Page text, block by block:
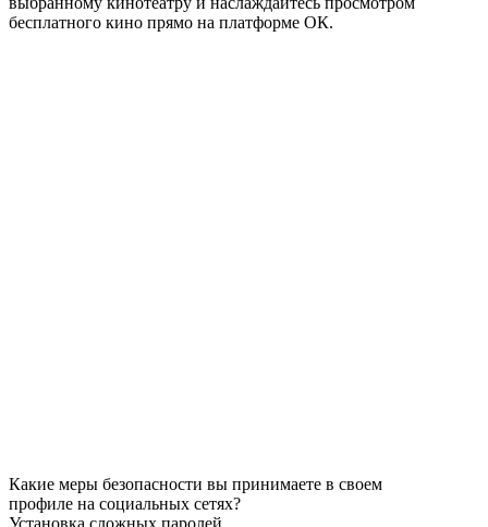
бесплатного кино прямо на платформе ОК.
Какие меры безопасности вы принимаете в своем
профиле на социальных сетях?
Установка сложных паролей.